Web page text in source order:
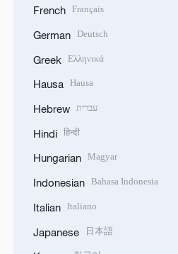
French Français
German Deutsch
Greek Ελληνικά
Hausa Hausa
Hebrew עברית
Hindi हिन्दी
Hungarian Magyar
Indonesian Bahasa Indonesia
Italian Italiano
Japanese 日本語